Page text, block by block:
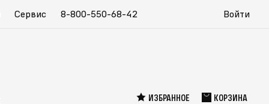
Сервис 8-800-550-68-42 Войти
ИЗБРАННОЕ КОРЗИНА